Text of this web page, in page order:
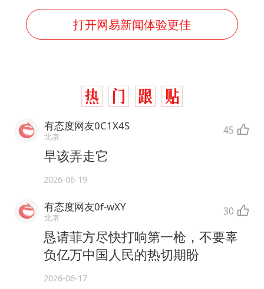
打开网易新闻体验更佳
有态度网友0C1X4S
北京 45
早该弄走它
2026-06-19
有态度网友0f-wXY
北京 30
恳请菲方尽快打响第一枪，不要辜
负亿万中国人民的热切期盼
2026-06-17